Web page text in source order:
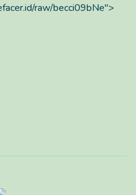
raw/becci09bNe">